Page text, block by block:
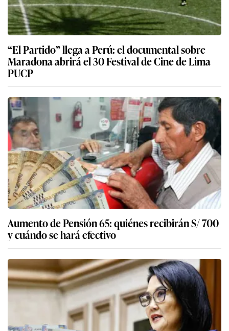
“El Partido” llega a Perú: el documental sobre
Maradona abrirá el 30 Festival de Cine de Lima
PUCP
Aumento de Pensión 65: quiénes recibirán S/ 700
y cuándo se hará efectivo